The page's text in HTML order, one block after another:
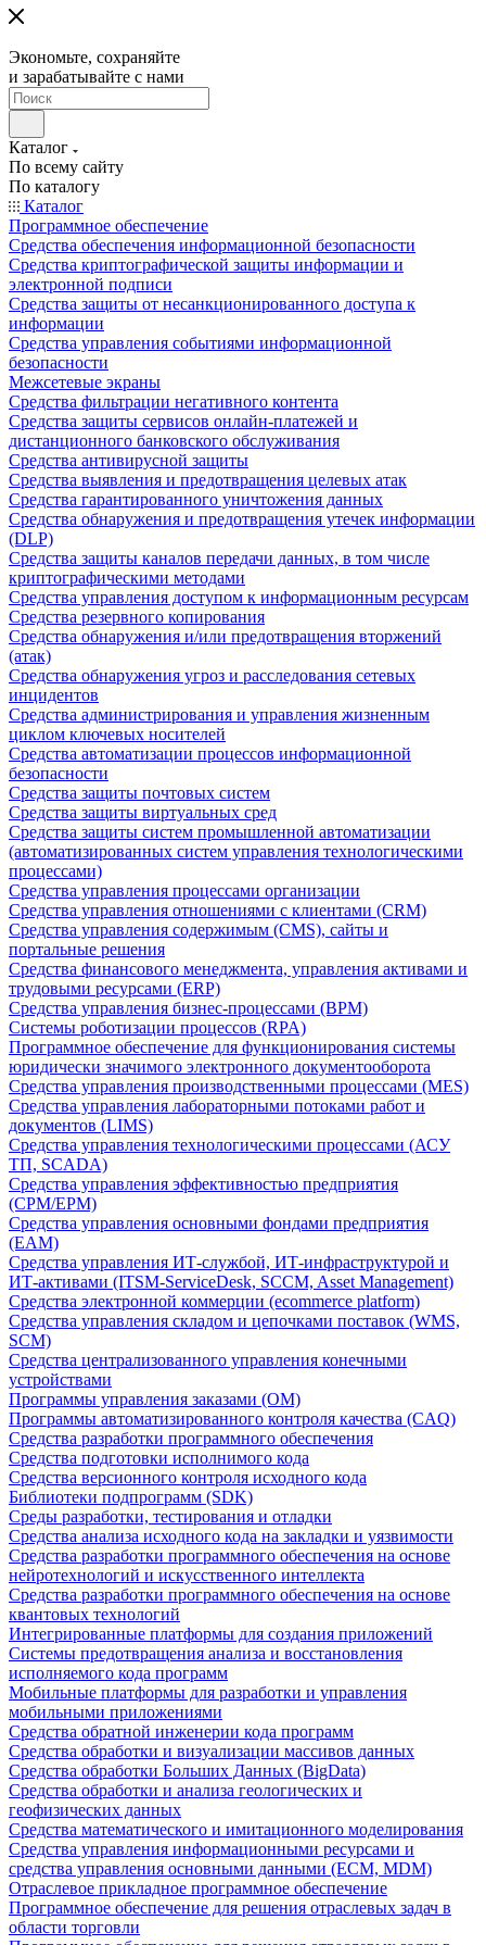
Экономьте, сохраняйте
и зарабатывайте с нами
Каталог
По всему сайту
По каталогу
Каталог
Программное обеспечение
Средства обеспечения информационной безопасности
Средства криптографической защиты информации и
электронной подписи
Средства защиты от несанкционированного доступа к
информации
Средства управления событиями информационной
безопасности
Межсетевые экраны
Средства фильтрации негативного контента
Средства защиты сервисов онлайн-платежей и
дистанционного банковского обслуживания
Средства антивирусной защиты
Средства выявления и предотвращения целевых атак
Средства гарантированного уничтожения данных
Средства обнаружения и предотвращения утечек информации
(DLP)
Средства защиты каналов передачи данных, в том числе
криптографическими методами
Средства управления доступом к информационным ресурсам
Средства резервного копирования
Средства обнаружения и/или предотвращения вторжений
(атак)
Средства обнаружения угроз и расследования сетевых
инцидентов
Средства администрирования и управления жизненным
циклом ключевых носителей
Средства автоматизации процессов информационной
безопасности
Средства защиты почтовых систем
Средства защиты виртуальных сред
Средства защиты систем промышленной автоматизации
(автоматизированных систем управления технологическими
процессами)
Средства управления процессами организации
Средства управления отношениями с клиентами (CRM)
Средства управления содержимым (CMS), сайты и
портальные решения
Средства финансового менеджмента, управления активами и
трудовыми ресурсами (ERP)
Средства управления бизнес-процессами (BPM)
Системы роботизации процессов (RPA)
Программное обеспечение для функционирования системы
юридически значимого электронного документооборота
Средства управления производственными процессами (MES)
Средства управления лабораторными потоками работ и
документов (LIMS)
Средства управления технологическими процессами (АСУ
ТП, SCADA)
Средства управления эффективностью предприятия
(CPM/EPM)
Средства управления основными фондами предприятия
(EAM)
Средства управления ИТ-службой, ИТ-инфраструктурой и
ИТ-активами (ITSM-ServiceDesk, SCCM, Asset Management)
Средства электронной коммерции (ecommerce platform)
Средства управления складом и цепочками поставок (WMS,
SCM)
Средства централизованного управления конечными
устройствами
Программы управления заказами (OM)
Программы автоматизированного контроля качества (CAQ)
Средства разработки программного обеспечения
Средства подготовки исполнимого кода
Средства версионного контроля исходного кода
Библиотеки подпрограмм (SDK)
Среды разработки, тестирования и отладки
Средства анализа исходного кода на закладки и уязвимости
Средства разработки программного обеспечения на основе
нейротехнологий и искусственного интеллекта
Средства разработки программного обеспечения на основе
квантовых технологий
Интегрированные платформы для создания приложений
Системы предотвращения анализа и восстановления
исполняемого кода программ
Мобильные платформы для разработки и управления
мобильными приложениями
Средства обратной инженерии кода программ
Средства обработки и визуализации массивов данных
Средства обработки Больших Данных (BigData)
Средства обработки и анализа геологических и
геофизических данных
Средства математического и имитационного моделирования
Средства управления информационными ресурсами и
средства управления основными данными (ECM, MDM)
Отраслевое прикладное программное обеспечение
Программное обеспечение для решения отраслевых задач в
области торговли